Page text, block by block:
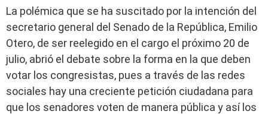
La polémica que se ha suscitado por la intención del
secretario general del Senado de la República, Emilio
Otero, de ser reelegido en el cargo el próximo 20 de
julio, abrió el debate sobre la forma en la que deben
votar los congresistas, pues a través de las redes
sociales hay una creciente petición ciudadana para
que los senadores voten de manera pública y así los